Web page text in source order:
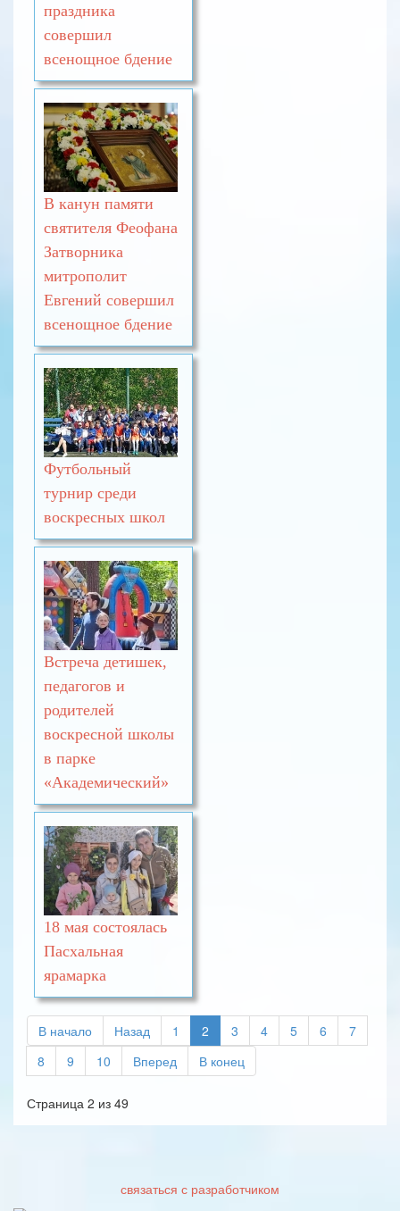
праздника
совершил
всенощное бдение
В канун памяти
святителя Феофана
Затворника
митрополит
Евгений совершил
всенощное бдение
Футбольный
турнир среди
воскресных школ
Встреча детишек,
педагогов и
родителей
воскресной школы
в парке
«Академический»
18 мая состоялась
Пасхальная
ярамарка
В начало Назад 1 2 3 4 5 6
7
8
9 10 Вперед В конец
Страница 2 из 49
связаться с разработчиком